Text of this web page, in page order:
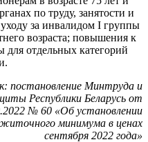
по труду, занятости и
за инвалидом I группы
возраста; повышения к
для отдельных категорий
постановление Минтруда и
Республики Беларусь от
№ 60 «Об установлении
минимума в ценах
сентября 2022 года»